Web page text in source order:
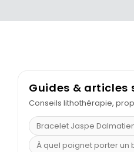
Guides & articles
Conseils lithothérapie,
Bracelet Jaspe
À quel poignet porter un